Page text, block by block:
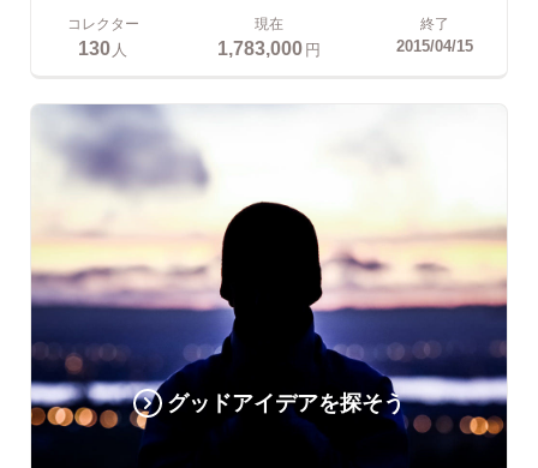
コレクター
130人
現在
1,783,000円
終了
2015/04/15
グッドアイデアを探そう